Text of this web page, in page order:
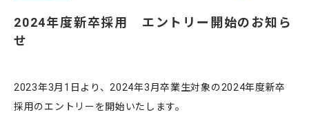
2024年度新卒採用 エントリー開始のお知ら
せ
2023年3月1日より、2024年3月卒業生対象の2024年度新卒
採用のエントリーを開始いたします。